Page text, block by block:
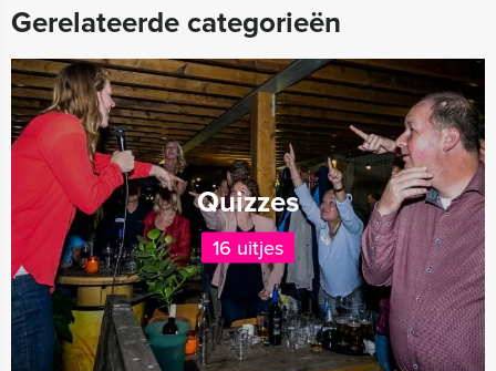
Gerelateerde categorieën
Quizzes
16 uitjes